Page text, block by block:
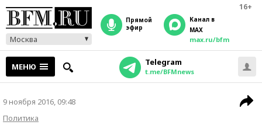
16+
Москва
прямой
эфир
Канал в
MAX
max.ru/bfm
МЕНЮ Telegram
t.me/BFMnews
9 ноября 2016, 09:48
Политика